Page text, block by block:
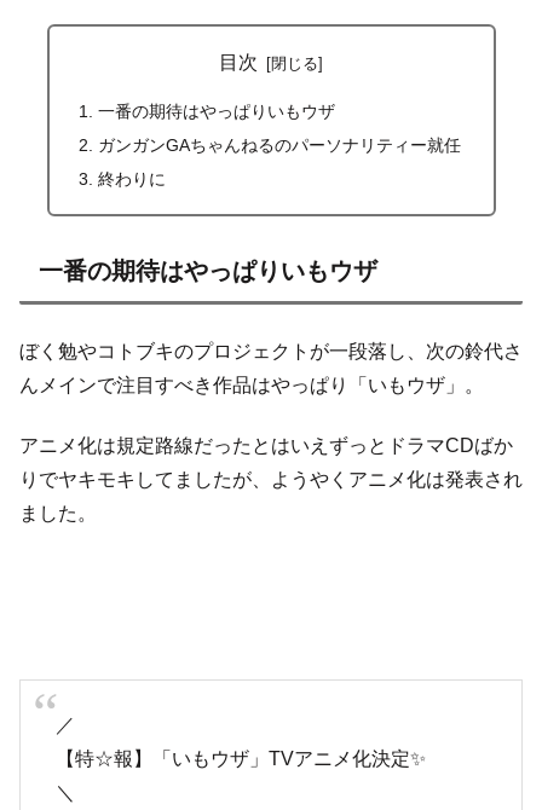
目次
一番の期待はやっぱりいもウザ
ガンガンGAちゃんねるのパーソナリティー就任
終わりに
一番の期待はやっぱりいもウザ
ぼく勉やコトブキのプロジェクトが一段落し、次の鈴代さ
んメインで注目すべき作品はやっぱり「いもウザ」。
アニメ化は規定路線だったとはいえずっとドラマCDばか
りでヤキモキしてましたが、ようやくアニメ化は発表され
ました。
／
【特☆報】「いもウザ」TVアニメ化決定✨
＼